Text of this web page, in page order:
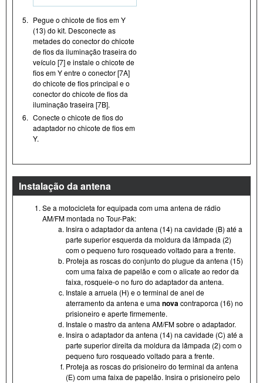
5. Pegue o chicote de fios em Y
(13) do kit. Desconecte as
metades do conector do chicote
de fios da iluminação traseira do
veículo [7] e instale o chicote de
fios em Y entre o conector [7A]
do chicote de fios principal e o
conector do chicote de fios da
iluminação traseira [7B].
6. Conecte o chicote de fios do
adaptador no chicote de fios em
Y.
Instalação da antena
Se a motocicleta for equipada com uma antena de rádio
AM/FM montada no Tour- Pak:
Insira o adaptador da antena (14) na cavidade (B) até a
parte superior esquerda da moldura da lâmpada (2)
com o pequeno furo rosqueado voltado para a frente.
Proteja as roscas do conjunto do plugue da antena (15)
com uma faixa de papelão e com o alicate ao redor da
faixa, rosqueie-o no furo do adaptador da antena.
Instale a arruela (H) e o terminal de anel de
aterramento da antena e uma novacontraporca (16) no
prisioneiro e aperte firmemente.
Instale o mastro da antena AM/FM sobre o adaptador.
Insira o adaptador da antena (14) na cavidade (C) até a
parte superior direita da moldura da lâmpada (2) com o
pequeno furo rosqueado voltado para a frente.
Proteja as roscas do prisioneiro do terminal da antena
(E) com uma faixa de papelão. Insira o prisioneiro pelo